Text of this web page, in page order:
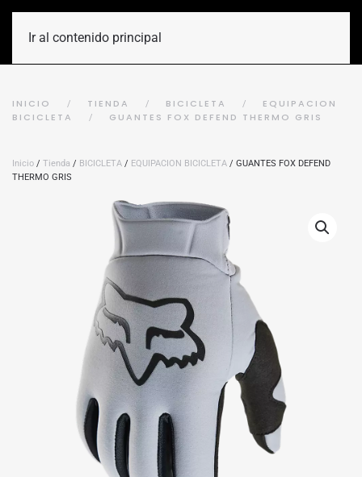
Ir al contenido principal
INICIO TIENDA BICICLETA
EQUIPACION
BICICLETA
GUANTES FOX DEFEND THERMO GRIS
Inicio / Tienda / BICICLETA / EQUIPACION BICICLETA / GUANTES FOX DEFEND
THERMO GRIS